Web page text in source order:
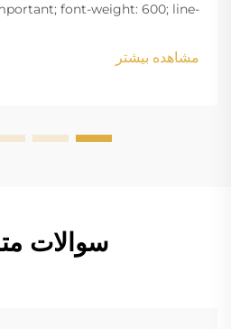
font-weight: 600; line-
size: 20px !important; font-
w...
مشاهده بیشتر
سوالات